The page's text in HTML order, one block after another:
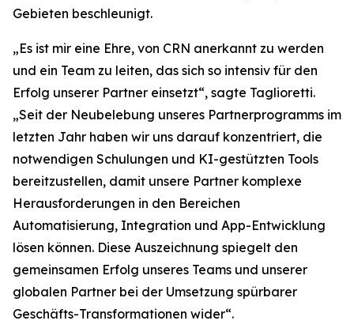
Gebieten beschleunigt.
„Es ist mir eine Ehre, von CRN anerkannt zu werden
und ein Team zu leiten, das sich so intensiv für den
Erfolg unserer Partner einsetzt“, sagte Taglioretti.
„Seit der Neubelebung unseres Partnerprogramms im
letzten Jahr haben wir uns darauf konzentriert, die
notwendigen Schulungen und KI-gestützten Tools
bereitzustellen, damit unsere Partner komplexe
Herausforderungen in den Bereichen
Automatisierung, Integration und App-Entwicklung
lösen können. Diese Auszeichnung spiegelt den
gemeinsamen Erfolg unseres Teams und unserer
globalen Partner bei der Umsetzung spürbarer
Geschäfts-Transformationen wider“.